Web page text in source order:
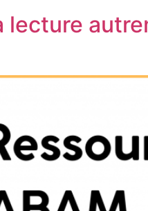
lecture